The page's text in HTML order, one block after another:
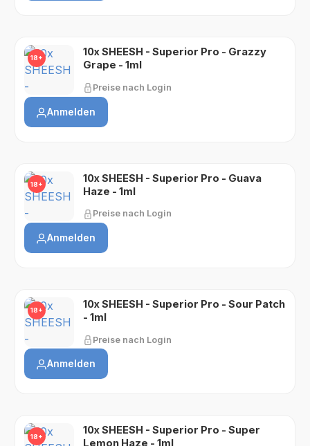
18+
10x SHEESH - Superior Pro - Grazzy
Grape - 1ml
Preise nach Login
Anmelden
18+
10x SHEESH - Superior Pro - Guava
Haze - 1ml
Preise nach Login
Anmelden
18+
10x SHEESH - Superior Pro - Sour Patch
- 1ml
Preise nach Login
Anmelden
18+
10x SHEESH - Superior Pro - Super
Lemon Haze - 1ml